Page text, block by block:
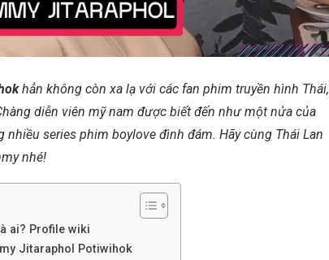
hẳn không còn xa lạ với các fan phim truyền hình Thái,
diễn viên mỹ nam được biết đến như một nửa của
series phim boylove đình đám. Hãy cùng Thái Lan
nhé!
ai? Profile wiki
Jitaraphol Potiwihok